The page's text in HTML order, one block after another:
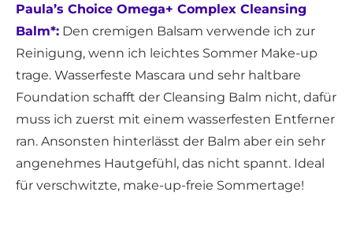
Paula’s Choice Omega+ Complex Cleansing
Balm*: Den cremigen Balsam verwende ich zur
Reinigung, wenn ich leichtes Sommer Make-up
trage. Wasserfeste Mascara und sehr haltbare
Foundation schafft der Cleansing Balm nicht, dafür
muss ich zuerst mit einem wasserfesten Entferner
ran. Ansonsten hinterlässt der Balm aber ein sehr
angenehmes Hautgefühl, das nicht spannt. Ideal
für verschwitzte, make-up-freie Sommertage!